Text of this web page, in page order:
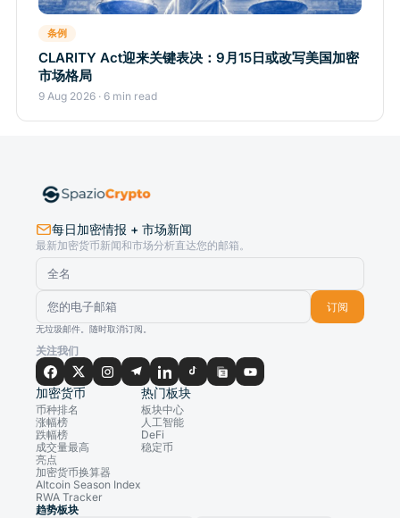
条例
CLARITY Act迎来关键表决：9月15日或改写美国加密
市场格局
9 Aug 2026 · 6 min read
每日加密情报 + 市场新闻
最新加密货币新闻和市场分析直达您的邮箱。
订阅
无垃圾邮件。随时取消订阅。
关注我们
加密货币
币种排名
涨幅榜
跌幅榜
成交量最高
亮点
加密货币换算器
Altcoin Season Index
RWA Tracker
热门板块
板块中心
人工智能
DeFi
稳定币
趋势板块